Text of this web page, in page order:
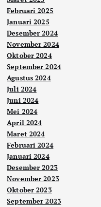
Februari 2025
Januari 2025
Desember 2024
November 2024
Oktober 2024
September 2024
Agustus 2024
Juli 2024
Juni 2024
Mei 2024
April 2024
Maret 2024
Februari 2024
Januari 2024
Desember 2023
November 2023
Oktober 2023
September 2023